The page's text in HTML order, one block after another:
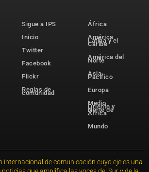
Sigue a IPS
Inicio
Twitter
Facebook
Flickr
Reglas de
comunidad
África
América
Latina y el
Caribe
América del
Norte
Asia-
Pacífico
Europa
Medio
Oriente y
Norte de
África
Mundo
internacional de comunicación cuyo eje es una